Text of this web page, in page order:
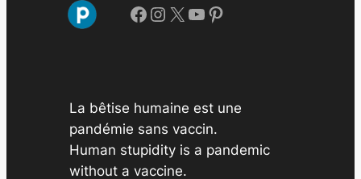
v
Facebook Instagram X YouTube Pinterest
La bêtise humaine est une
pandémie sans vaccin.
Human stupidity is a pandemic
without a vaccine.